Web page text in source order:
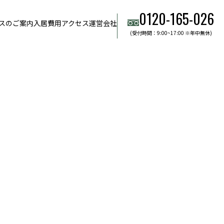
のご案内入居費用アクセス運営会社 0120-165-026
(受付時間：9:00~17:00 ※年中無休)